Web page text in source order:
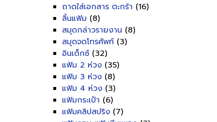
ถาดใส่เอกสาร ตะกร้า (16)
ลิ้นแฟ้ม (8)
สมุดกล่าวรายงาน (8)
สมุดจดโทรศัพท์ (3)
อินเด็กซ์ (32)
แฟ้ม 2 ห่วง (35)
แฟ้ม 3 ห่วง (8)
แฟ้ม 4 ห่วง (3)
แฟ้มกระเป๋า (6)
แฟ้มคลิปสปริง (7)